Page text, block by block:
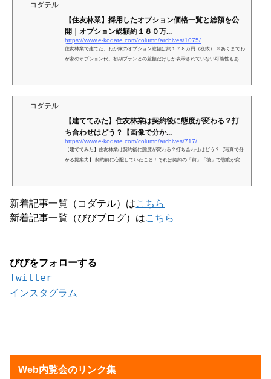
コダテル
【住友林業】採用したオプション価格一覧と総額を公
開｜オプション総額約１８０万...
https://www.e-kodate.com/column/archives/1075/
住友林業で建てた、わが家のオプション総額は約１７８万円（税抜） ※あくまでわ
が家のオプション代。初期プランとの差額だけしか表示されていない可能性もある
コダテル
【建ててみた】住友林業は契約後に態度が変わる？打
ち合わせはどう？【画像で分か...
https://www.e-kodate.com/column/archives/717/
【建ててみた】住友林業は契約後に態度が変わる？打ち合わせはどう？【写真で分
かる提案力】 契約前に心配していたこと！それは契約の「前」「後」で態度が変わ
新着記事一覧（コダテル）はこちら
新着記事一覧（びびブログ）はこちら
びびをフォローする
Twitter
インスタグラム
Web内覧会のリンク集